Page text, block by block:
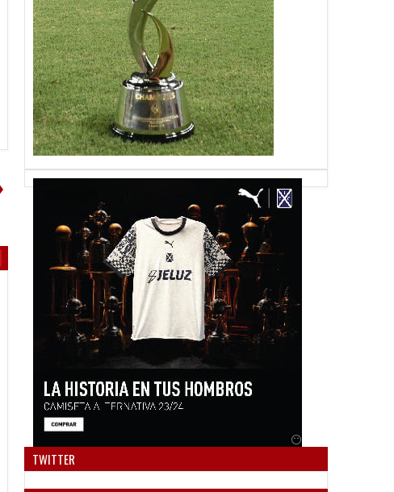
Homenaje al Puma Gigliotti
2026
Cambios en la clasificación a
05
2026
TWITTER